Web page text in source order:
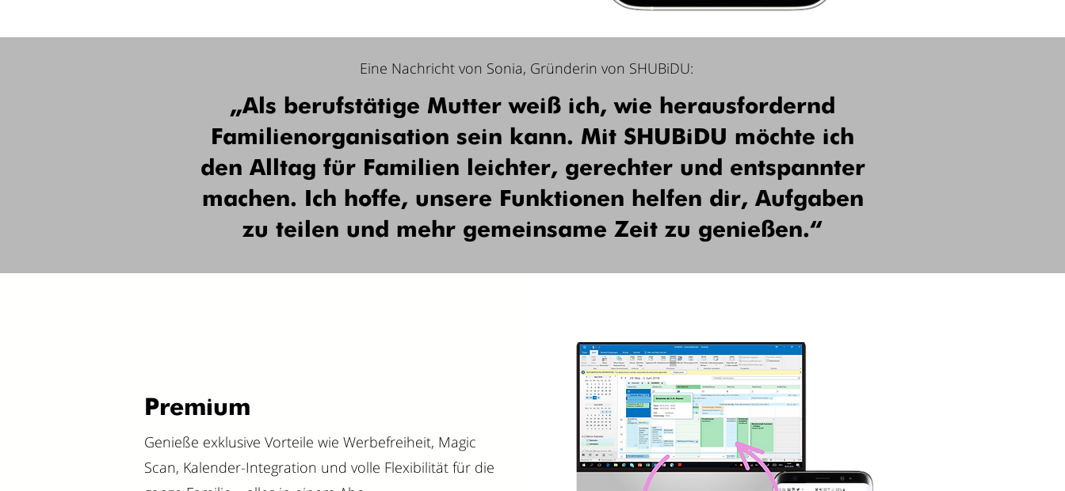
Eine Nachricht von Sonia, Gründerin von SHUBiDU:
„Als berufstätige Mutter weiß ich, wie herausfordernd
Familienorganisation sein kann. Mit SHUBiDU möchte ich
den Alltag für Familien leichter, gerechter und entspannter
machen. Ich hoffe, unsere Funktionen helfen dir, Aufgaben
zu teilen und mehr gemeinsame Zeit zu genießen.“
Premium
Genieße exklusive Vorteile wie Werbefreiheit, Magic
Scan, Kalender-Integration und volle Flexibilität für die